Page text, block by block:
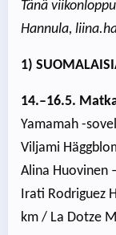
Tänä
Hannula,
1)
14.–16.5.
Yamamah -
Viljami
Alina Huovinen
Irati Rodriguez
km / La Dotze